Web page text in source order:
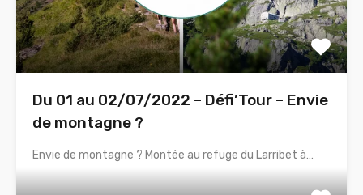
Du 01 au 02/07/2022 – Défi’Tour – Envie
de montagne ?
Envie de montagne ? Montée au refuge du Larribet à…